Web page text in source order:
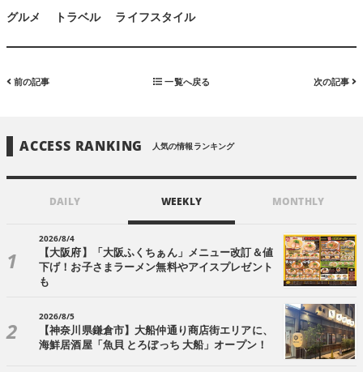
グルメ トラベル ライフスタイル
前の記事 一覧へ戻る 次の記事
ACCESS RANKING 人気の情報ランキング
DAILY WEEKLY MONTHLY
2026/8/4
【大阪府】「大阪ふくちぁん」メニュー改訂＆値
下げ！お子さまラーメン無料やアイスプレゼント
も
2026/8/5
【神奈川県鎌倉市】大船仲通り商店街エリアに、
海鮮居酒屋「魚貝 とろぼっち 大船」オープン！